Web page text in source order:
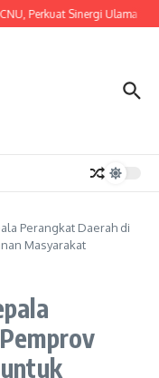
Perkuat Sinergi Ulama dan
Perangkat Daerah di
Masyarakat